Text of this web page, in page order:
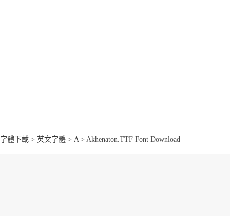
字體下載 > 英文字體 > A> Akhenaton.TTF Font Download